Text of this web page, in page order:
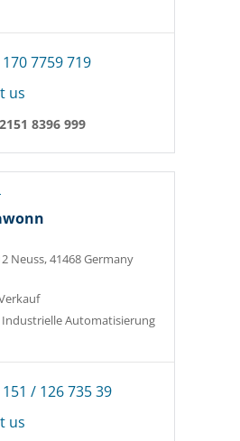
7759 719
us
8396 999
Neuss, 41468 Germany
Industrielle Automatisierung
/ 126 735 39
us